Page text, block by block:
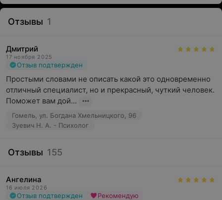
Отзывы 1
Дмитрий
17 ноября 2025
Отзыв подтвержден
Простыми словами не описать какой это одновременно
отличный специалист, но и прекрасный, чуткий человек.
Поможет вам дой...
Гомель, ул. Богдана Хмельницкого, 96
Зуевич Н. А. - Психолог
Отзывы 155
Ангелина
16 июля 2026
Отзыв подтвержден Рекомендую